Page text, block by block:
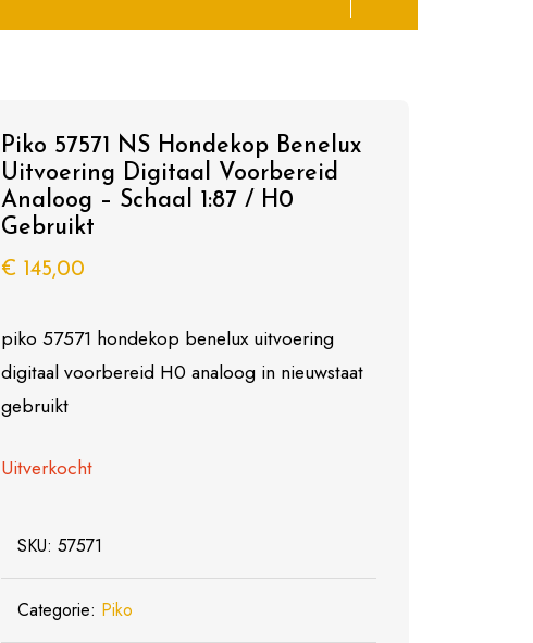
Piko 57571 NS Hondekop Benelux
Uitvoering Digitaal Voorbereid
Analoog – Schaal 1:87 / H0
Gebruikt
€ 145,00
piko 57571 hondekop benelux uitvoering
digitaal voorbereid H0 analoog in nieuwstaat
gebruikt
Uitverkocht
SKU:57571
Categorie: Piko